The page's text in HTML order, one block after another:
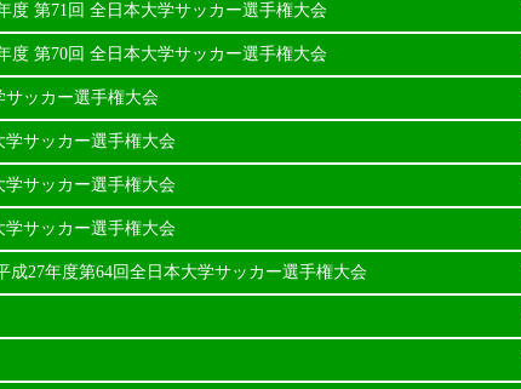
度 第71回 全日本大学サッカー選手権大会
度 第70回 全日本大学サッカー選手権大会
サッカー選手権大会
学サッカー選手権大会
学サッカー選手権大会
学サッカー選手権大会
成27年度第64回全日本大学サッカー選手権大会